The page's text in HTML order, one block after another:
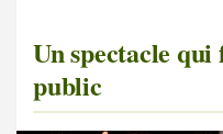
Un spectacle
public